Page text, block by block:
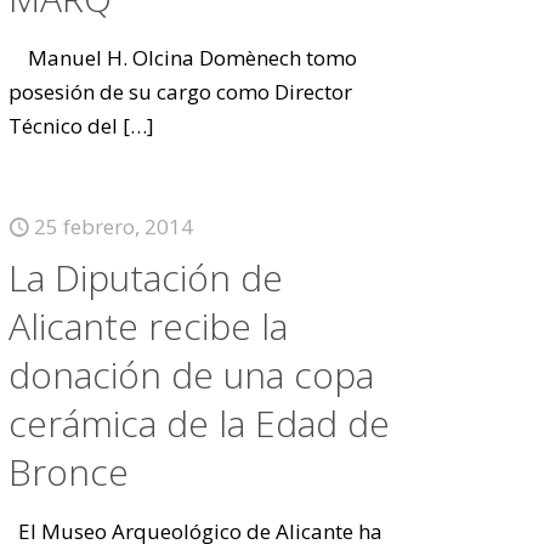
Manuel H. Olcina Domènech tomo
posesión de su cargo como Director
Técnico del […]
25 febrero, 2014
La Diputación de
Alicante recibe la
donación de una copa
cerámica de la Edad de
Bronce
El Museo Arqueológico de Alicante ha